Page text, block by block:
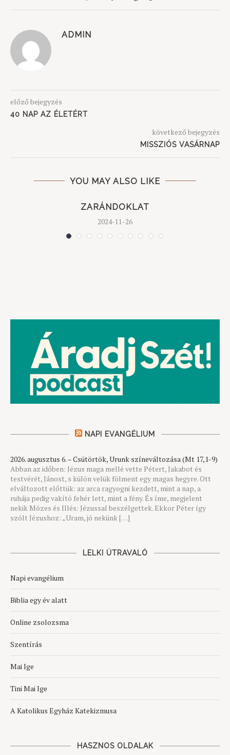
ADMIN
előző bejegyzés
40 NAP AZ ÉLETÉRT
következő bejegyzés
MISSZIÓS VASÁRNAP
YOU MAY ALSO LIKE
ZARÁNDOKLAT
2024-11-26
NAPI EVANGÉLIUM
2026. augusztus 6. – Csütörtök, Urunk színeváltozása (Mt 17,1-9)
Abban az időben: Jézus maga mellé vette Pétert, Jakabot és
testvérét, Jánost, s külön velük fölment egy magas hegyre. Ott
elváltozott előttük: az arca ragyogni kezdett, mint a nap, a
ruhája pedig vakító fehér lett, mint a fény. És íme, megjelent
nekik Mózes és Illés: Jézussal beszélgettek. Ekkor Péter így
szólt Jézushoz: „Uram, jó nekünk […]
LELKI ÚTRAVALÓ
Napi evangélium
Biblia egy év alatt
Online zsolozsma
Szentírás
Mai Ige
Tini Mai Ige
A Katolikus Egyház Katekizmusa
HASZNOS OLDALAK